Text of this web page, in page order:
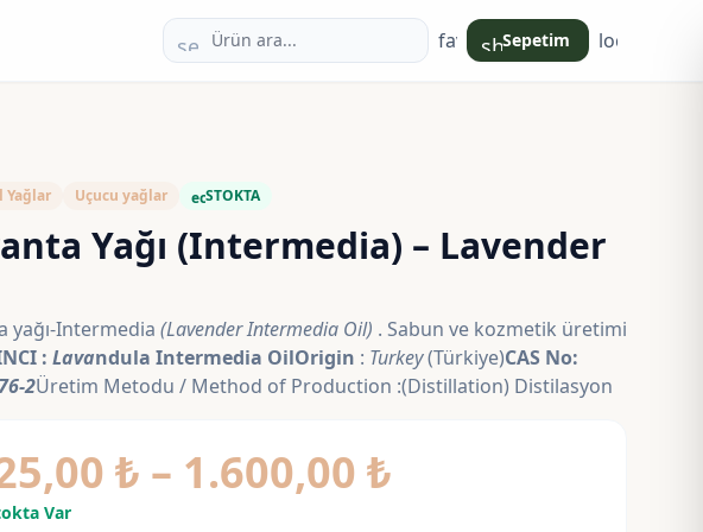
search favoriteshopping_bag
Sepetim login
Yağlar Uçucu yağlar ecoSTOKTA
Yağı (Intermedia) – Lavender
yağı-Intermedia (Lavender Intermedia Oil) . Sabun ve kozmetik üretimi
: Lavandula Intermedia OilOrigin : Turkey(Türkiye)CAS No:
2Üretim Metodu / Method of Production :(Distillation) Distilasyon
₺ – 1.600,00 ₺
Var